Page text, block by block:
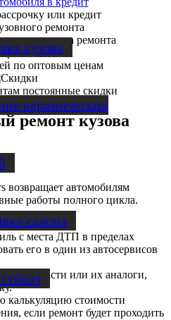
кузова
керамических
салона
или кредит
и оценка ремонта
по оптовым ценам
постоянные скидки
ремонт кузова
возвращает автомобилям
работы полного цикла.
с места ДТП в пределах
его в один из автосервисов
запчасти или их аналоги,
калькуляцию стоимости
если ремонт будет проходить